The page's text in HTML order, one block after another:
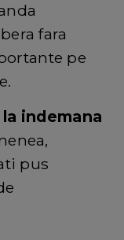
fara
pe
indemana
pus